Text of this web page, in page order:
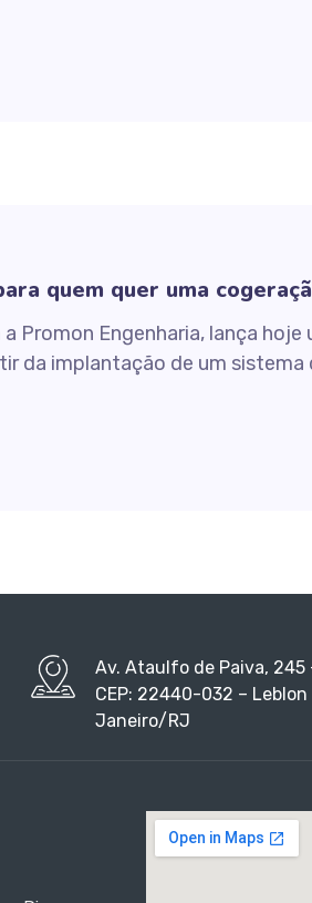
quem quer uma
Promon Engenharia, lança hoje
da implantação de um sistema
Av. Ataulfo de Paiva, 245
CEP: 22440-032 – Leblon
Janeiro/RJ